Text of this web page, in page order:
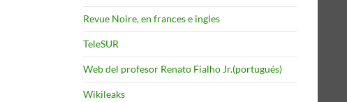
Revue Noire, en frances e ingles
TeleSUR
Web del profesor Renato Fialho Jr.(portugués)
Wikileaks